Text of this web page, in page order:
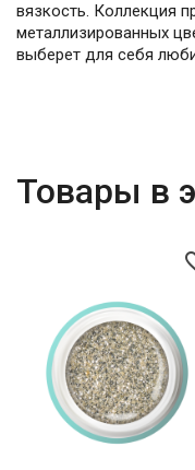
вязкость. Коллекция
металлизированных
выберет для себя
Товары в